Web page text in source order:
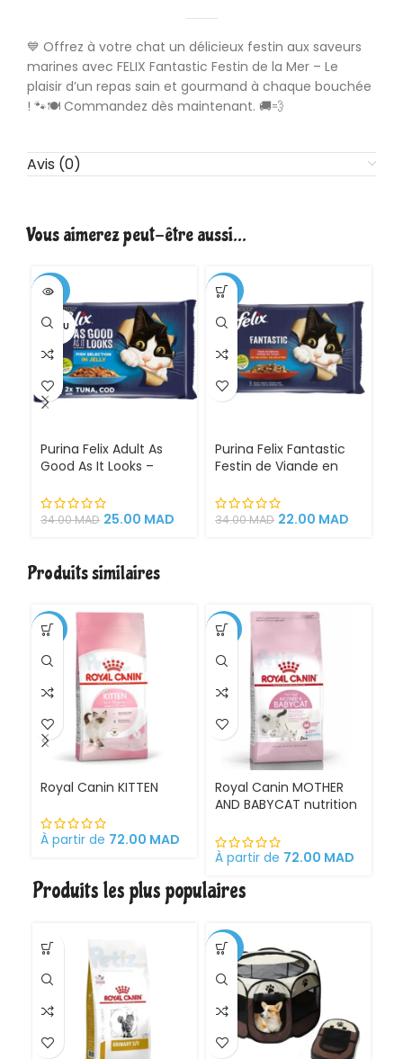
💙 Offrez à votre chat un délicieux festin aux saveurs
marines avec FELIX Fantastic Festin de la Mer – Le
plaisir d’un repas sain et gourmand à chaque bouchée
! 🐾🍽️ Commandez dès maintenant. 🚚💨
Avis (0)
Vous aimerez peut-être aussi…
-26%
VENDU
Purina Felix Adult As
Good As It Looks –
(4x85g) | Repas en
Gelée Délicieux pour
34.00MAD 25.00 MAD
-35%
Purina Felix Fantastic
Festin de Viande en
Nourriture humide pour
chats adultes aux
34.00MAD 22.00 MAD
Produits similaires
-1%
Royal Canin KITTEN
À partir de 72.00 MAD
-11%
Royal Canin MOTHER
AND BABYCAT nutrition
et ses chatons
Croquettes pour
gestantes/allaitantes
À partir de 72.00 MAD
Produits les plus populaires
-30%